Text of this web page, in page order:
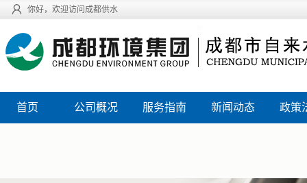
你好，欢迎访问成都供水
首页 公司概况 服务指南 新闻动态 政策